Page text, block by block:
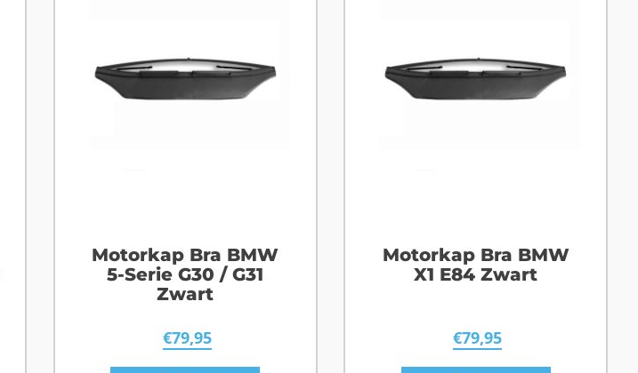
Motorkap Bra BMW
5-Serie G30 / G31
Zwart
€79,95
Motorkap Bra BMW
X1 E84 Zwart
€79,95